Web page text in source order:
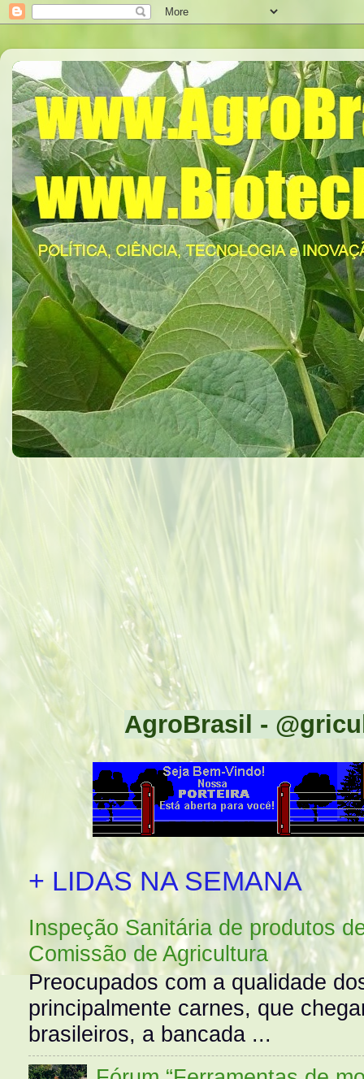
AgroBrasil -
+ LIDAS NA SEMANA
Inspeção Sanitária de produtos
Comissão de Agricultura
Preocupados com a qualidade
principalmente carnes, que
brasileiros, a bancada ...